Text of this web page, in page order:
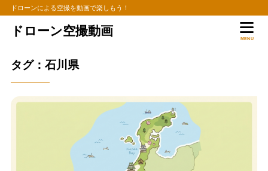
ドローンによる空撮を動画で楽しもう！
ドローン空撮動画
MENU
タグ：石川県